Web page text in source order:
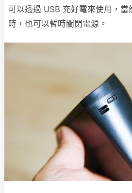
可以透過 USB 充好電來使用，當
時，也可以暫時關閉電源。